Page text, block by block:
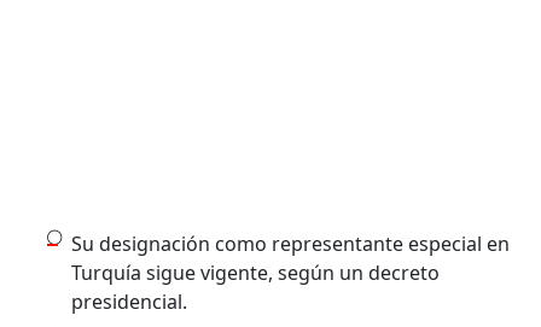
Su designación como representante especial en
Turquía sigue vigente, según un decreto
presidencial.